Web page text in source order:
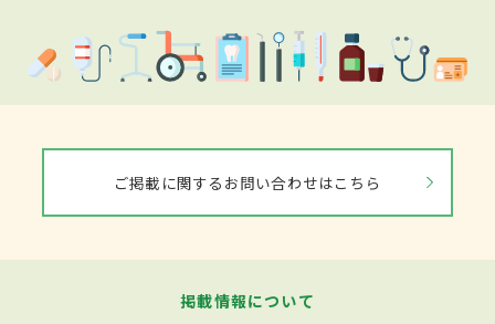
ご掲載に関するお問い合わせはこちら
掲載情報について